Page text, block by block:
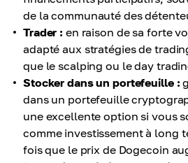
de la communauté des
Trader : en raison de sa forte
adapté aux stratégies de
que le scalping ou le day
Stocker dans un portefeuille :
dans un portefeuille
une excellente option si vous
comme investissement à long
fois que le prix de Dogecoin